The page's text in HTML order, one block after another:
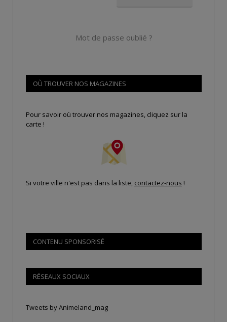
Mot de passe oublié ?
OÙ TROUVER NOS MAGAZINES
Pour savoir où trouver nos magazines, cliquez sur la
carte !
Si votre ville n'est pas dans la liste, contactez-nous !
CONTENU SPONSORISÉ
RÉSEAUX SOCIAUX
Tweets by Animeland_mag